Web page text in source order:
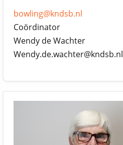
bowling@kndsb.nl
Coördinator
Wendy de Wachter
Wendy.de.wachter@kndsb.nl